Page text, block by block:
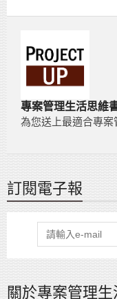
專案管理生活思維
為您送上最適合專案
訂閱電子報
關於專案管理生